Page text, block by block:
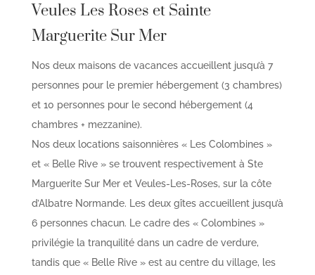
Veules Les Roses et Sainte
Marguerite Sur Mer
Nos deux maisons de vacances accueillent jusqu’à 7
personnes pour le premier hébergement (3 chambres)
et 10 personnes pour le second hébergement (4
chambres + mezzanine).
Nos deux locations saisonnières « Les Colombines »
et « Belle Rive » se trouvent respectivement à Ste
Marguerite Sur Mer et Veules-Les-Roses, sur la côte
d’Albatre Normande. Les deux gîtes accueillent jusqu’à
6 personnes chacun. Le cadre des « Colombines »
privilégie la tranquilité dans un cadre de verdure,
tandis que « Belle Rive » est au centre du village, les